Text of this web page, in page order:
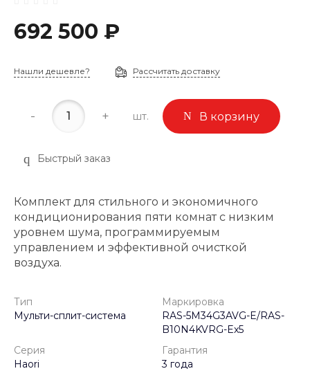
692 500 ₽
Нашли дешевле? Рассчитать доставку
- + шт. В корзину
Быстрый заказ
Комплект для стильного и экономичного
кондиционирования пяти комнат с низким
уровнем шума, программируемым
управлением и эффективной очисткой
воздуха.
Тип
Мульти-сплит-система
Маркировка
RAS-5M34G3AVG-E/RAS-
B10N4KVRG-Ex5
Серия
Haori
Гарантия
3 года